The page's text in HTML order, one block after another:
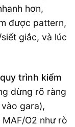
hơn,
được pattern,
giắc, và lúc
quy trình kiểm
dừng rõ ràng
gara),
O2 như rò